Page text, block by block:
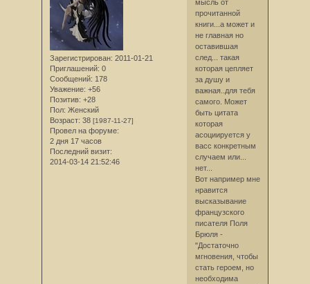
Зарегистрирован: 2011-01-21
Приглашений: 0
Сообщений: 178
Уважение: +56
Позитив: +28
Пол: Женский
Возраст: 38 [1987-11-27]
Провел на форуме:
2 дня 17 часов
Последний визит:
2014-03-14 21:52:46
мысль от
прочитанной
книги...а может и
не главная но
оставившая
след... такая
которая цепляет
за душу и
важная..для тебя
самого. Может
быть цитата
которая
асоциируется у
васс конкретным
случаем или...
нет...
Вот например мне
нравится
высказывание
французского
писателя Поля
Брюля -
"Достаточно
мгновения, чтобы
стать героем, но
необходима